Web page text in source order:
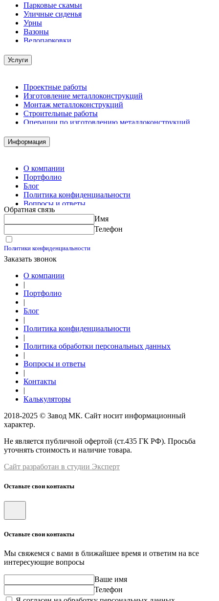
Парковые скамьи
Уличные сиденья
Урны
Вазоны
Велопарковки
Услуги
Проектные работы
Изготовление металлоконструкций
Монтаж металлоконструкций
Строительные работы
Операции по изготовлению металлоконструкций
Комплектация металлопроката
Изготовление винтовых свай
Информация
О компании
Портфолио
Блог
Политика конфиденциальности
Вопросы и ответы
Контакты
Обратная связь
Имя
Телефон
Политики конфиденциальности
Заказать звонок
О компании
Портфолио
Блог
Политика конфиденциальности
Политика обработки персональных данных
Вопросы и ответы
Контакты
Калькуляторы
2018-2025 © Завод МК. Сайт носит информационный
характер.
Не является публичной офертой (ст.435 ГК РФ). Просьба
уточнять стоимость и наличие товара.
Сайт разработан в студии Эксперт
Оставьте свои контакты
Оставьте свои контакты
Мы свяжемся с вами в ближайшее время и ответим на все
интересующие вопросы
Ваше имя
Телефон